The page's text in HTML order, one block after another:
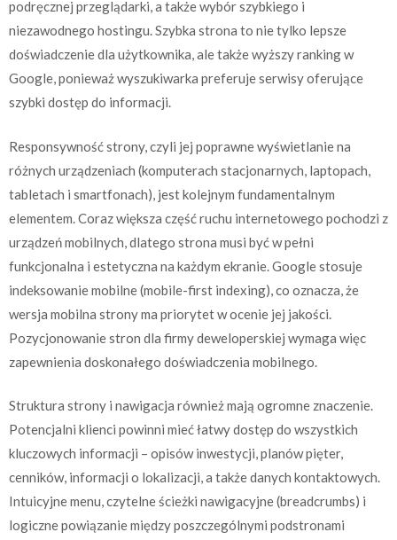
podręcznej przeglądarki, a także wybór szybkiego i
niezawodnego hostingu. Szybka strona to nie tylko lepsze
doświadczenie dla użytkownika, ale także wyższy ranking w
Google, ponieważ wyszukiwarka preferuje serwisy oferujące
szybki dostęp do informacji.
Responsywność strony, czyli jej poprawne wyświetlanie na
różnych urządzeniach (komputerach stacjonarnych, laptopach,
tabletach i smartfonach), jest kolejnym fundamentalnym
elementem. Coraz większa część ruchu internetowego pochodzi z
urządzeń mobilnych, dlatego strona musi być w pełni
funkcjonalna i estetyczna na każdym ekranie. Google stosuje
indeksowanie mobilne (mobile-first indexing), co oznacza, że
wersja mobilna strony ma priorytet w ocenie jej jakości.
Pozycjonowanie stron dla firmy deweloperskiej wymaga więc
zapewnienia doskonałego doświadczenia mobilnego.
Struktura strony i nawigacja również mają ogromne znaczenie.
Potencjalni klienci powinni mieć łatwy dostęp do wszystkich
kluczowych informacji – opisów inwestycji, planów pięter,
cenników, informacji o lokalizacji, a także danych kontaktowych.
Intuicyjne menu, czytelne ścieżki nawigacyjne (breadcrumbs) i
logiczne powiązanie między poszczególnymi podstronami